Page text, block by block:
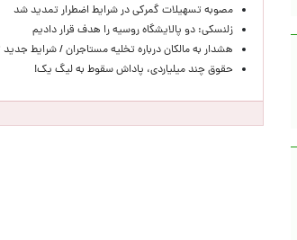
مصوبه تسهیلات گمرکی در شرایط اضطرار تمدید شد
زلنسکی: دو پالایشگاه روسیه را هدف قرار دادیم
هشدار به مالکان درباره تخلیه مستاجران / شرایط جدید
حقوق چند میلیاردی، پاداش سقوط به لیگ یک!